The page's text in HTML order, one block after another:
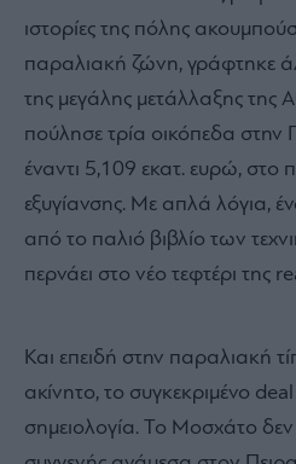
ιστορίες της πόλης
παραλιακή ζώνη, γράφτηκε
της μεγάλης μετάλλαξης της
πούλησε τρία οικόπεδα
έναντι 5,109 εκατ. ευρώ, στο
εξυγίανσης. Με απλά λόγια,
από το παλιό βιβλίο των
περνάει στο νέο τεφτέρι της
Και επειδή στην παραλιακή
ακίνητο, το συγκεκριμένο deal
σημειολογία. Το Μοσχάτο δεν